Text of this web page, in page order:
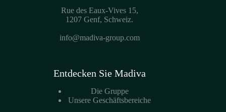
Rue des Eaux-Vives 15,
1207 Genf, Schweiz.
info@madiva-group.com
Entdecken Sie Madiva
Die Gruppe
Unsere Geschäftsbereiche